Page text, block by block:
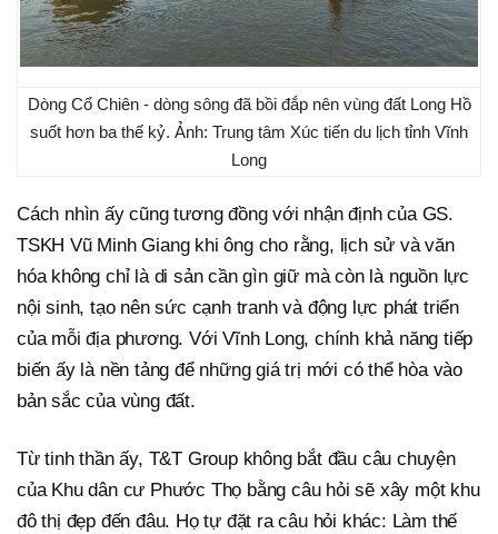
Dòng Cổ Chiên - dòng sông đã bồi đắp nên vùng đất Long Hồ
suốt hơn ba thế kỷ. Ảnh: Trung tâm Xúc tiến du lịch tỉnh Vĩnh
Long
Cách nhìn ấy cũng tương đồng với nhận định của GS.
TSKH Vũ Minh Giang khi ông cho rằng, lịch sử và văn
hóa không chỉ là di sản cần gìn giữ mà còn là nguồn lực
nội sinh, tạo nên sức cạnh tranh và động lực phát triển
của mỗi địa phương. Với Vĩnh Long, chính khả năng tiếp
biến ấy là nền tảng để những giá trị mới có thể hòa vào
bản sắc của vùng đất.
Từ tinh thần ấy, T&T Group không bắt đầu câu chuyện
của Khu dân cư Phước Thọ bằng câu hỏi sẽ xây một khu
đô thị đẹp đến đâu. Họ tự đặt ra câu hỏi khác: Làm thế